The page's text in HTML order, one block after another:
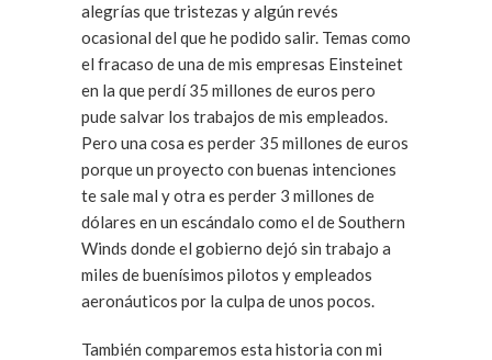
alegrías que tristezas y algún revés
ocasional del que he podido salir. Temas como
el fracaso de una de mis empresas Einsteinet
en la que perdí 35 millones de euros pero
pude salvar los trabajos de mis empleados.
Pero una cosa es perder 35 millones de euros
porque un proyecto con buenas intenciones
te sale mal y otra es perder 3 millones de
dólares en un escándalo como el de Southern
Winds donde el gobierno dejó sin trabajo a
miles de buenísimos pilotos y empleados
aeronáuticos por la culpa de unos pocos.
También comparemos esta historia con mi